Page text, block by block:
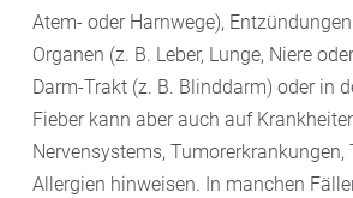
Atem- oder Harnwege),
Organen (z. B. Leber, Lunge, Niere
Darm-Trakt (z. B. Blinddarm) oder in
Fieber kann aber auch auf
Nervensystems,
Allergien hinweisen. In manchen